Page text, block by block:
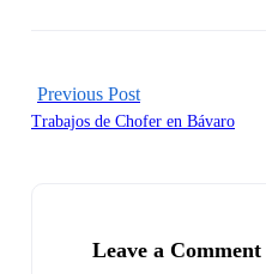
Previous Post
Trabajos de Chofer en Bávaro
Leave a Comment